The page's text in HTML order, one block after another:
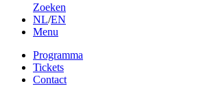
Zoeken
NL/EN
Menu
Programma
Tickets
Contact